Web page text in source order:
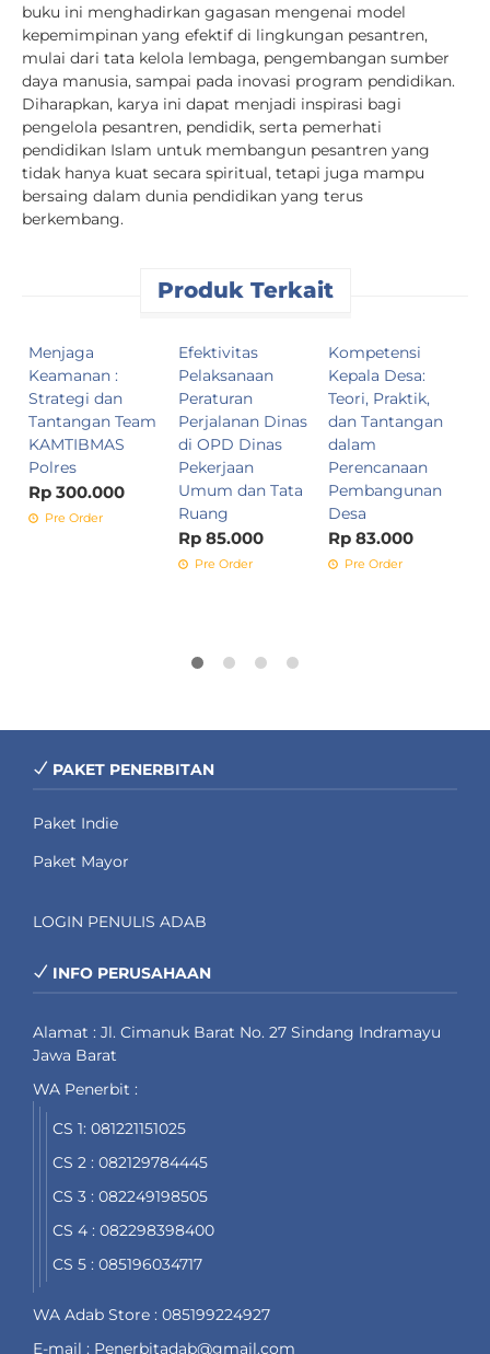
buku ini menghadirkan gagasan mengenai model
kepemimpinan yang efektif di lingkungan pesantren,
mulai dari tata kelola lembaga, pengembangan sumber
daya manusia, sampai pada inovasi program pendidikan.
Diharapkan, karya ini dapat menjadi inspirasi bagi
pengelola pesantren, pendidik, serta pemerhati
pendidikan Islam untuk membangun pesantren yang
tidak hanya kuat secara spiritual, tetapi juga mampu
bersaing dalam dunia pendidikan yang terus
berkembang.
Produk Terkait
Menjaga
Keamanan :
Strategi dan
Tantangan Team
KAMTIBMAS
Polres
Rp 300.000
Pre Order
Efektivitas
Pelaksanaan
Peraturan
Perjalanan Dinas
di OPD Dinas
Pekerjaan
Umum dan Tata
Ruang
Rp 85.000
Pre Order
Kompetensi
Kepala Desa:
Teori, Praktik,
dan Tantangan
dalam
Perencanaan
Pembangunan
Desa
Rp 83.000
Pre Order
PAKET PENERBITAN
Paket Indie
Paket Mayor
LOGIN PENULIS ADAB
INFO PERUSAHAAN
Alamat : Jl. Cimanuk Barat No. 27 Sindang Indramayu
Jawa Barat
WA Penerbit :
CS 1: 081221151025
CS 2 : 082129784445
CS 3 : 082249198505
CS 4 : 082298398400
CS 5 : 085196034717
WA Adab Store : 085199224927
E-mail : Penerbitadab@gmail.com